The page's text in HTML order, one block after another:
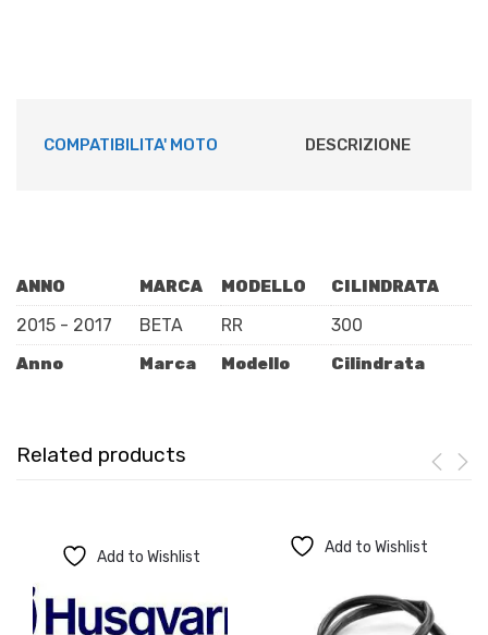
COMPATIBILITA' MOTO DESCRIZIONE
ANNO MARCA MODELLO CILINDRATA
Anno Marca Modello Cilindrata
2015 - 2017 BETA RR 300
Related products
Add to Wishlist
Add to Wishlist